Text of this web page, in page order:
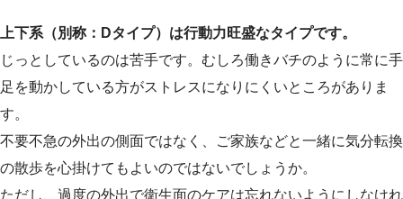
上下系（別称：Dタイプ）は行動力旺盛なタイプです。
じっとしているのは苦手です。むしろ働きバチのように常に手
足を動かしている方がストレスになりにくいところがありま
す。
不要不急の外出の側面ではなく、ご家族などと一緒に気分転換
の散歩を心掛けてもよいのではないでしょうか。
ただし、過度の外出で衛生面のケアは忘れないようにしなけれ